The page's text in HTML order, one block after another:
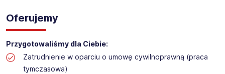
Oferujemy
Przygotowaliśmy dla Ciebie:
Zatrudnienie w oparciu o umowę cywilnoprawną (praca
tymczasowa)